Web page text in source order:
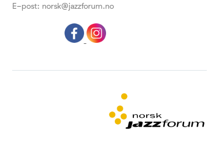
E-post: norsk@jazzforum.no